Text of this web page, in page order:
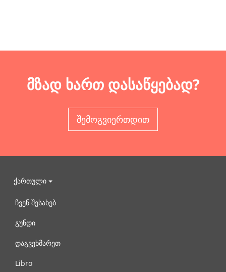
მზად ხართ დასაწყებად?
შემოგვიერთდით
ქართული
ჩვენ შესახებ
გუნდი
დაგვეხმარეთ
Libro